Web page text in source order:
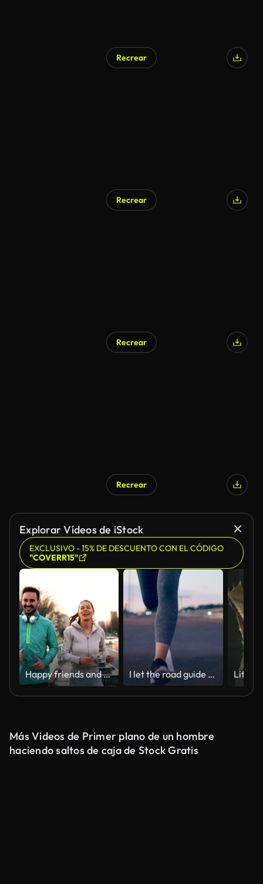
Recrear
Recrear
Recrear
Recrear
Explorar Vídeos de iStock
EXCLUSIVO - 15% DE DESCUENTO CON EL CÓDIGO
"COVERR15"
Happy friends and sports people jogging and running outdoor I let the road guide me when I'm running
Más Videos de Primer plano de un hombre
haciendo saltos de caja de Stock Gratis